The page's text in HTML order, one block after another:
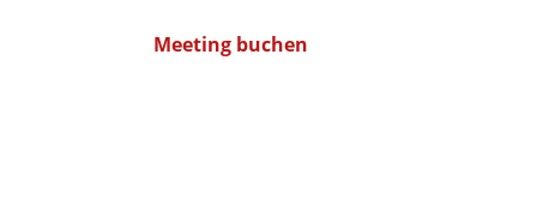
Meeting buchen